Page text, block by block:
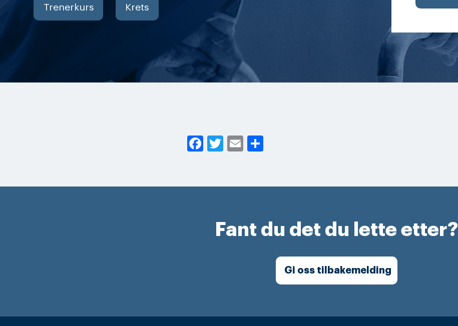
Trenerkurs Krets
Facebook
Twitter
Email
Fant du det du lette etter?
Gi oss tilbakemelding